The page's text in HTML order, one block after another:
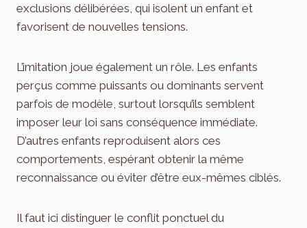
exclusions délibérées, qui isolent un enfant et
favorisent de nouvelles tensions.
L’imitation joue également un rôle. Les enfants
perçus comme puissants ou dominants servent
parfois de modèle, surtout lorsqu’ils semblent
imposer leur loi sans conséquence immédiate.
D’autres enfants reproduisent alors ces
comportements, espérant obtenir la même
reconnaissance ou éviter d’être eux-mêmes ciblés.
Il faut ici distinguer le conflit ponctuel du